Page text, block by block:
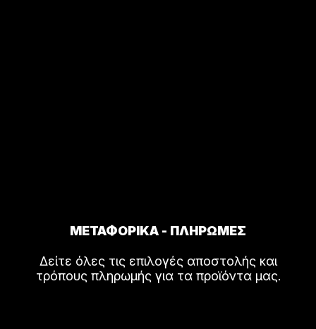
ΜΕΤΑΦΟΡΙΚΑ - ΠΛΗΡΩΜΕΣ
Δείτε όλες τις επιλογές αποστολής και
τρόπους πληρωμής για τα προϊόντα μας.